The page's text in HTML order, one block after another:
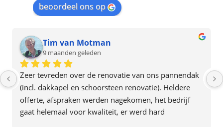
beoordeel ons op
Tim van Motman
9 maanden geleden
Zeer tevreden over de renovatie van ons pannendak
(incl. dakkapel en schoorsteen renovatie). Heldere
offerte, afspraken werden nagekomen, het bedrijf
gaat helemaal voor kwaliteit, er werd hard